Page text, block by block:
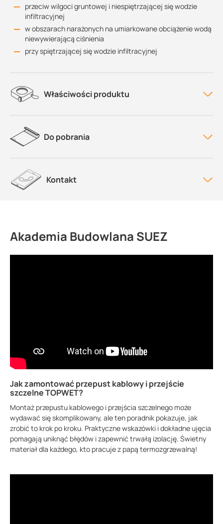
przeciw wilgoci gruntowej i niespiętrzającej się wodzie
infiltracyjnej
w obszarach narażonych na umiarkowane obciążenie wodą
niewywierającą ciśnienia
przy spiętrzającej się wodzie infiltracyjnej
Właściwości produktu
Do pobrania
Kontakt
Akademia Budowlana SUEZ
Jak zamontować przepust kablowy i przejście
szczelne TOPWET?
Montaż przepustu kablowego i przejścia szczelnego może
wydawać się skomplikowany, ale ten poradnik pokazuje, jak
zrobić to krok po kroku. Praktyczne wskazówki i dokładne ujęcia
pomagają uniknąć błędów i zapewnić trwałą izolację. Świetny
materiał dla każdego, kto pracuje z papą termozgrzewalną!